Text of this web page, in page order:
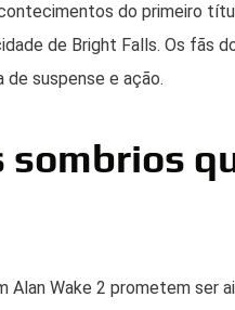
do primeiro
de Bright Falls. Os fãs
suspense e ação.
sombrios
Alan Wake 2 prometem ser